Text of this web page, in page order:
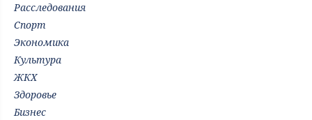
Расследования
Спорт
Экономика
Культура
ЖКХ
Здоровье
Бизнес